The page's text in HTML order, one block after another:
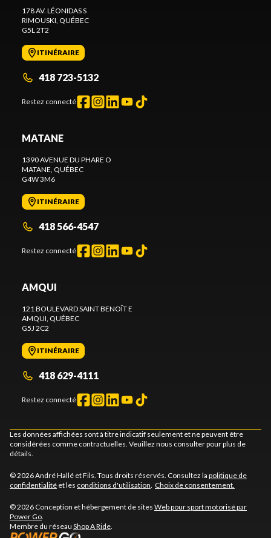
178 AV. LÉONIDAS S
RIMOUSKI, QUÉBEC
G5L 2T2
ITINÉRAIRE
418 723-5132
Restez connecté
MATANE
1390 AVENUE DU PHARE O
MATANE, QUÉBEC
G4W 3M6
ITINÉRAIRE
418 566-4547
Restez connecté
AMQUI
121 BOULEVARD SAINT BENOÎT E
AMQUI, QUÉBEC
G5J 2C2
ITINÉRAIRE
418 629-4111
Restez connecté
Les données affichées sont à titre indicatif seulement et ne peuvent être
considérées comme contractuelles. Veuillez nous consulter pour plus de
détails.
© 2026 André Hallé et Fils. Tous droits réservés. Consultez la politique de
confidentialité et les conditions d'utilisation. Choix de consentement.
© 2026 Conception et hébergement de sites Web pour sport motorisé par
Power Go.
Membre du réseau Shop A Ride.